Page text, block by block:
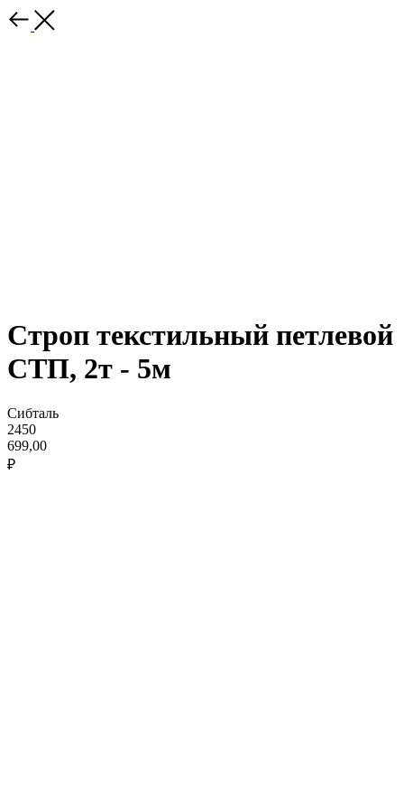
Строп текстильный петлевой
СТП, 2т - 5м
Сибталь
2450
699,00
₽